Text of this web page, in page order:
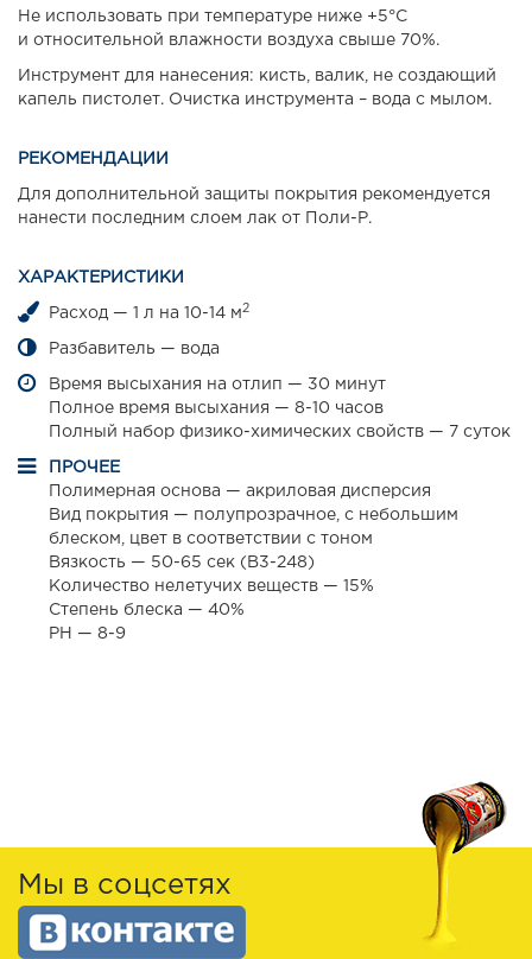
Не использовать при температуре ниже +5°С
и относительной влажности воздуха свыше 70%.
Инструмент для нанесения: кисть, валик, не создающий
капель пистолет. Очистка инструмента – вода с мылом.
РЕКОМЕНДАЦИИ
Для дополнительной защиты покрытия рекомендуется
нанести последним слоем лак от Поли-Р.
ХАРАКТЕРИСТИКИ
Расход — 1 л на 10-14 м 2
Разбавитель — вода
Время высыхания на отлип — 30 минут
Полное время высыхания — 8-10 часов
Полный набор физико-химических свойств — 7 суток
ПРОЧЕЕ
Полимерная основа — акриловая дисперсия
Вид покрытия — полупрозрачное, с небольшим
блеском, цвет в соответствии с тоном
Вязкость — 50-65 сек (B3-248)
Количество нелетучих веществ — 15%
Степень блеска — 40%
РН — 8-9
Мы в соцсетях